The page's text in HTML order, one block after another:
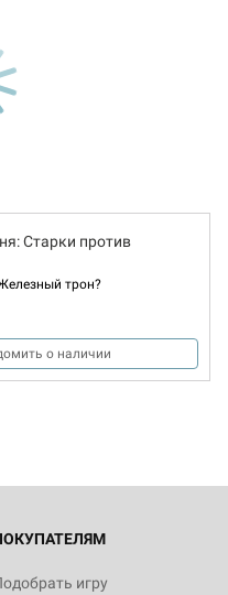
Старки против
трон?
о наличии
игру